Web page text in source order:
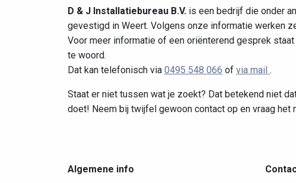
D & J Installatiebureau B.V. is een bedrijf die onder
gevestigd in Weert. Volgens onze informatie werken
Voor meer informatie of een oriënterend gesprek staat
te woord.
Dat kan telefonisch via 0495 548 066 of via mail .
Staat er niet tussen wat je zoekt? Dat betekend niet
doet! Neem bij twijfel gewoon contact op en vraag het
Algemene info